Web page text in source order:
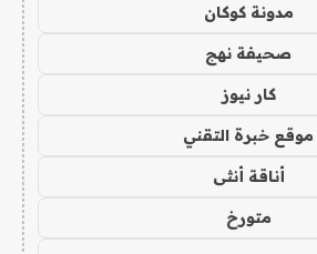
مدونة كوكان
صحيفة نهج
كار نيوز
موقع خبرة التقني
أناقة أنثى
متورخ